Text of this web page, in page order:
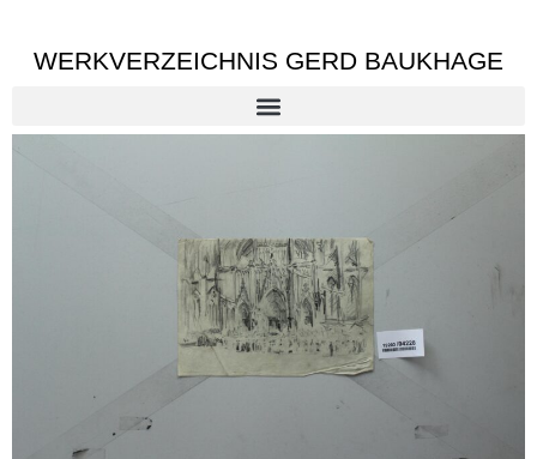
WERKVERZEICHNIS GERD BAUKHAGE